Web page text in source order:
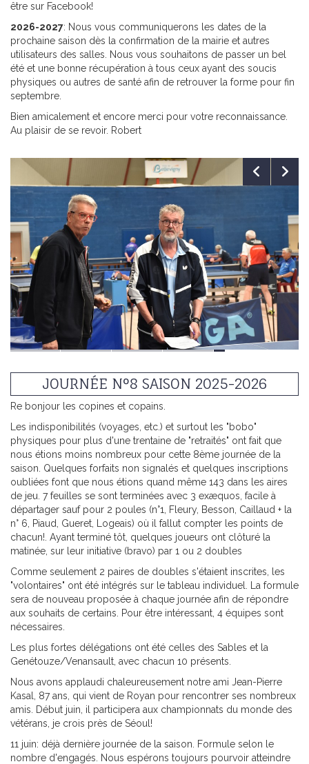
être sur Facebook!
2026-2027: Nous vous communiquerons les dates de la
prochaine saison dès la confirmation de la mairie et autres
utilisateurs des salles. Nous vous souhaitons de passer un bel
été et une bonne récupération à tous ceux ayant des soucis
physiques ou autres de santé afin de retrouver la forme pour fin
septembre.
Bien amicalement et encore merci pour votre reconnaissance.
Au plaisir de se revoir. Robert
JOURNÉE N°8 SAISON 2025-2026
Re bonjour les copines et copains.
Les indisponibilités (voyages, etc.) et surtout les "bobo"
physiques pour plus d'une trentaine de "retraités" ont fait que
nous étions moins nombreux pour cette 8ème journée de la
saison. Quelques forfaits non signalés et quelques inscriptions
oubliées font que nous étions quand même 143 dans les aires
de jeu. 7 feuilles se sont terminées avec 3 exæquos, facile à
départager sauf pour 2 poules (n°1, Fleury, Besson, Caillaud + la
n° 6, Piaud, Gueret, Logeais) où il fallut compter les points de
chacun!. Ayant terminé tôt, quelques joueurs ont clôturé la
matinée, sur leur initiative (bravo) par 1 ou 2 doubles
Comme seulement 2 paires de doubles s'étaient inscrites, les
"volontaires" ont été intégrés sur le tableau individuel. La formule
sera de nouveau proposée à chaque journée afin de répondre
aux souhaits de certains. Pour être intéressant, 4 équipes sont
nécessaires.
Les plus fortes délégations ont été celles des Sables et la
Genétouze/Venansault, avec chacun 10 présents.
Nous avons applaudi chaleureusement notre ami Jean-Pierre
Kasal, 87 ans, qui vient de Royan pour rencontrer ses nombreux
amis. Début juin, il participera aux championnats du monde des
vétérans, je crois près de Séoul!
11 juin: déjà dernière journée de la saison. Formule selon le
nombre d'engagés. Nous espérons toujours pourvoir atteindre